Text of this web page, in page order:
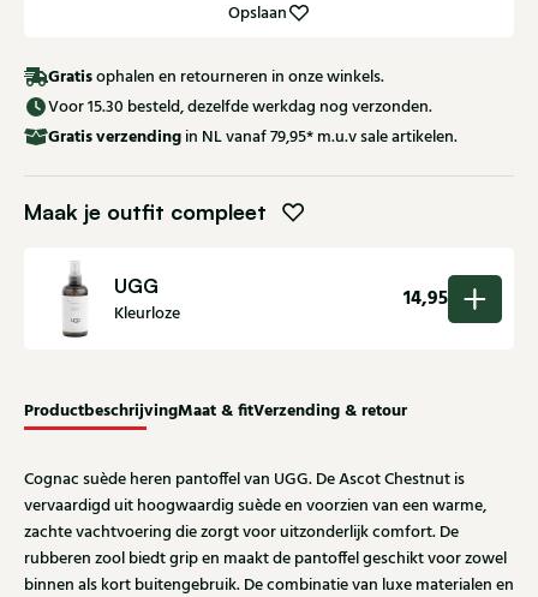
Opslaan
Gratisophalen en retourneren in onze winkels.
Voor 15.30 besteld, dezelfde werkdag nog verzonden.
Gratisverzending in NL vanaf 79,95* m.u.v sale artikelen.
Maak je outfit compleet
UGG
Kleurloze
14,95
ProductbeschrijvingMaat & fitVerzending & retour
Cognac suède heren pantoffel van UGG. De Ascot Chestnut is
vervaardigd uit hoogwaardig suède en voorzien van een warme,
zachte vachtvoering die zorgt voor uitzonderlijk comfort. De
rubberen zool biedt grip en maakt de pantoffel geschikt voor zowel
binnen als kort buitengebruik. De combinatie van luxe materialen en